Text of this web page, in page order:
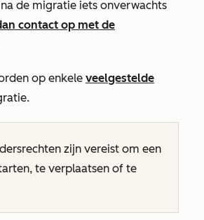
de migratie iets onverwachts
contact op met de
op enkele veelgestelde
zijn vereist om een
te verplaatsen of te